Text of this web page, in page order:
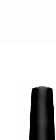
chic looks.